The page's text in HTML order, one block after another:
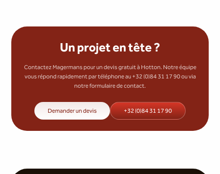
Un projet en tête ?
Contactez Magermans pour un devis gratuit à Hotton. Notre équipe
vous répond rapidement par téléphone au +32 (0)84 31 17 90 ou via
notre formulaire de contact.
Demander un devis +32 (0)84 31 17 90